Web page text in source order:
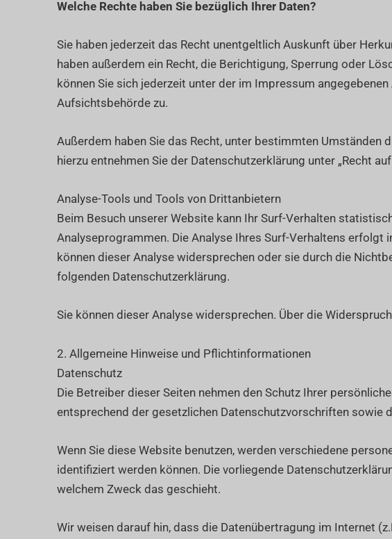
Welche Rechte haben Sie bezüglich Ihrer Daten?
Sie haben jederzeit das Recht unentgeltlich Auskunft über
haben außerdem ein Recht, die Berichtigung, Sperrung oder
können Sie sich jederzeit unter der im Impressum
Aufsichtsbehörde zu.
Außerdem haben Sie das Recht, unter bestimmten Umständen
hierzu entnehmen Sie der Datenschutzerklärung unter „Recht
Analyse-Tools und Tools von Drittanbietern
Beim Besuch unserer Website kann Ihr Surf-Verhalten
Analyseprogrammen. Die Analyse Ihres Surf-Verhaltens erfolgt
können dieser Analyse widersprechen oder sie durch die
folgenden Datenschutzerklärung.
Sie können dieser Analyse widersprechen. Über die
2. Allgemeine Hinweise und Pflichtinformationen
Datenschutz
Die Betreiber dieser Seiten nehmen den Schutz Ihrer
entsprechend der gesetzlichen Datenschutzvorschriften sowie
Wenn Sie diese Website benutzen, werden verschiedene
identifiziert werden können. Die vorliegende
welchem Zweck das geschieht.
Wir weisen darauf hin, dass die Datenübertragung im Internet